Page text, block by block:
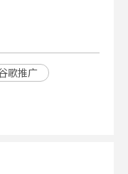
歌推广